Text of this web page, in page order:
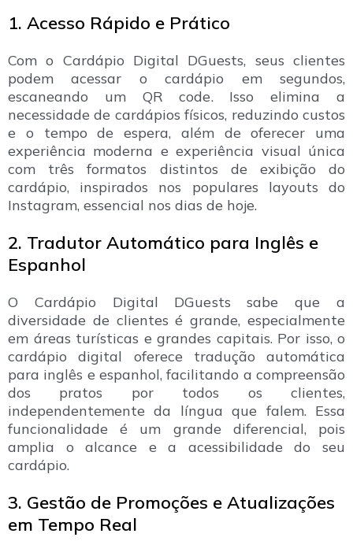
1. Acesso Rápido e Prático
Com o Cardápio Digital DGuests, seus clientes
podem acessar o cardápio em segundos,
escaneando um QR code. Isso elimina a
necessidade de cardápios físicos, reduzindo custos
e o tempo de espera, além de oferecer uma
experiência moderna e experiência visual única
com três formatos distintos de exibição do
cardápio, inspirados nos populares layouts do
Instagram, essencial nos dias de hoje.
2. Tradutor Automático para Inglês e
Espanhol
O Cardápio Digital DGuests sabe que a
diversidade de clientes é grande, especialmente
em áreas turísticas e grandes capitais. Por isso, o
cardápio digital oferece tradução automática
para inglês e espanhol, facilitando a compreensão
dos pratos por todos os clientes,
independentemente da língua que falem. Essa
funcionalidade é um grande diferencial, pois
amplia o alcance e a acessibilidade do seu
cardápio.
3. Gestão de Promoções e Atualizações
em Tempo Real